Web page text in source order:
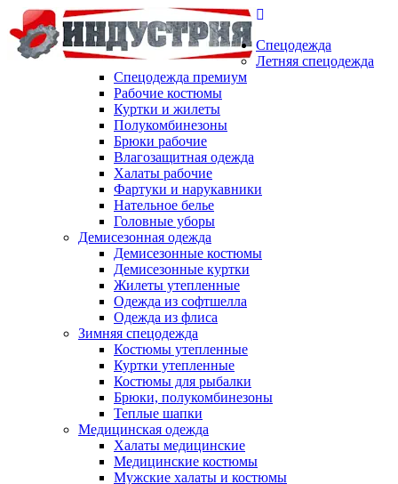
Спецодежда
Летняя спецодежда
Спецодежда премиум
Рабочие костюмы
Куртки и жилеты
Полукомбинезоны
Брюки рабочие
Влагозащитная одежда
Халаты рабочие
Фартуки и нарукавники
Нательное белье
Головные уборы
Демисезонная одежда
Демисезонные костюмы
Демисезонные куртки
Жилеты утепленные
Одежда из софтшелла
Одежда из флиса
Зимняя спецодежда
Костюмы утепленные
Куртки утепленные
Костюмы для рыбалки
Брюки, полукомбинезоны
Теплые шапки
Медицинская одежда
Халаты медицинские
Медицинские костюмы
Мужские халаты и костюмы